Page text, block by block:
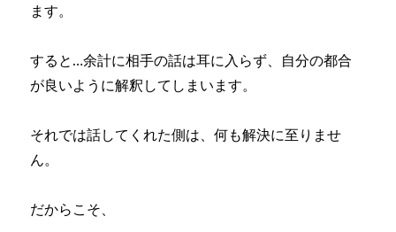
ます。
すると…余計に相手の話は耳に入らず、自分の都合
が良いように解釈してしまいます。
それでは話してくれた側は、何も解決に至りませ
ん。
だからこそ、